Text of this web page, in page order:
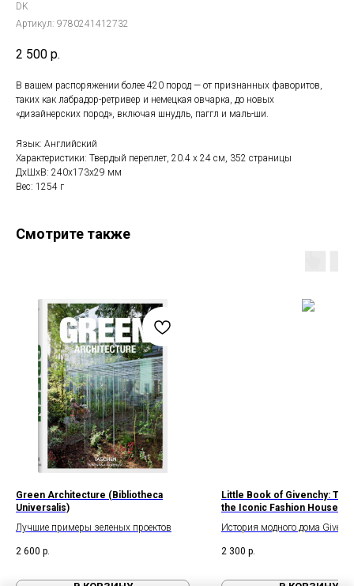
DK
Артикул: 9780241412732
2 500 р.
В вашем распоряжении более 420 пород — от признанных фаворитов,
таких как лабрадор-ретривер и немецкая овчарка, до новых
«дизайнерских пород», включая шнудль, паггл и маль-ши.
Язык: Английский
Характеристики: Твердый переплет, 20.4 х 24 см, 352 страницы
ДxШxВ: 240x173x29 мм
Вес: 1254 г
Смотрите также
Green Architecture (Bibliotheca
Universalis)
Лучшие примеры зеленых проектов
2 600 р.
Little Book of Givenchy: The
the Iconic Fashion House
История модного дома
2 300 р.